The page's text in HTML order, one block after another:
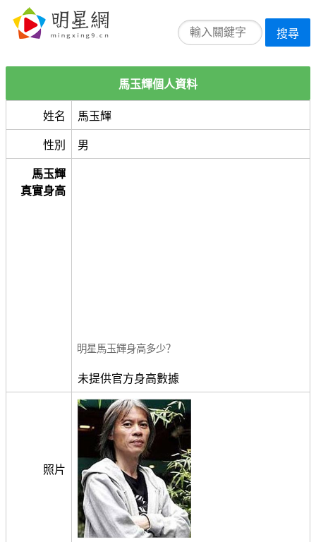
搜尋
馬玉輝個人資料
姓名 馬玉輝
性別 男
馬玉輝
真實身高
明星馬玉輝身高多少？
未提供官方身高數據
照片